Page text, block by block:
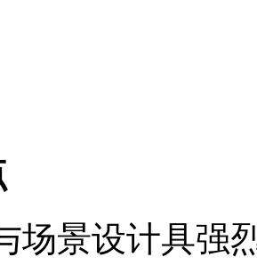
场景设计具强